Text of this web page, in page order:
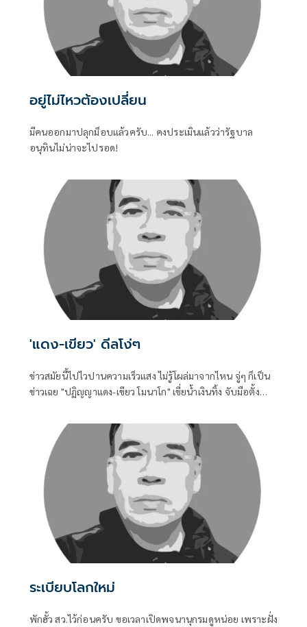
อยู่ไม่ไหวต้องเปลี่ยน
มีคนออกมาปลุกม็อบแล้วครับ... คงประเมินแล้วว่ารัฐบาล
อนุทินไม่น่าจะไปรอด!
'แดง-เขียว' ดีลโง่ๆ
ข่าวสมัยนี้ไปไวปานความเร็วแสง ไม่รู้โผล่มาจากไหน จู่ๆ ก็เป็น
ข่าวเฉย "ปฏิญญาแดง-เขียว โมนาโก" เขี่ยน้ำเงินทิ้ง จับมือตั้ง
ระเบียบโลกใหม่
พักฮั้ว สว.ไว้ก่อนครับ ขอเวลาเปิดพจนานุกรมดูหน่อย เพราะฝั่ง